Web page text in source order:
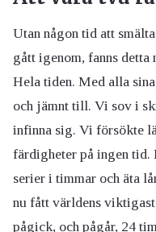
Utan någon tid att
gått igenom, fanns
Hela tiden. Med alla
och jämnt till. Vi sov i
infinna sig. Vi försökte
färdigheter på ingen tid.
serier i timmar och äta
nu fått världens
pågick, och pågår, 24